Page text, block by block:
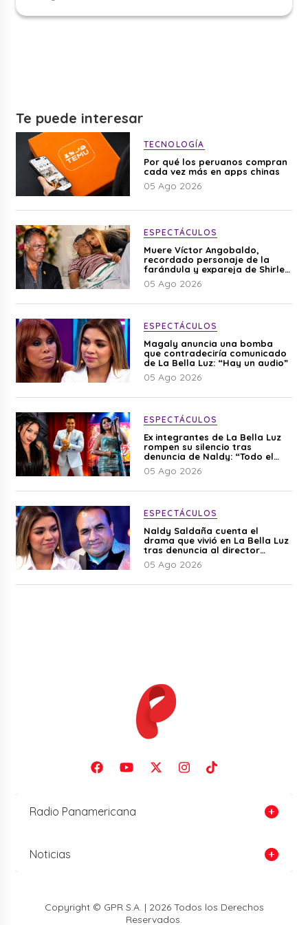
Te puede interesar
TECNOLOGÍA
Por qué los peruanos compran
cada vez más en apps chinas
05 Ago 2026
ESPECTÁCULOS
Muere Víctor Angobaldo,
recordado personaje de la
farándula y expareja de Shirley
Cherres
05 Ago 2026
ESPECTÁCULOS
Magaly anuncia una bomba
que contradeciría comunicado
de La Bella Luz: “Hay un audio”
05 Ago 2026
ESPECTÁCULOS
Ex integrantes de La Bella Luz
rompen su silencio tras
denuncia de Naldy: “Todo el
mundo lo sabía”
05 Ago 2026
ESPECTÁCULOS
Naldy Saldaña cuenta el
drama que vivió en La Bella Luz
tras denuncia al director
musical: “No me parece justo”
05 Ago 2026
Radio Panamericana
Noticias
Copyright © GPR S.A. | 2026 Todos los Derechos
Reservados.